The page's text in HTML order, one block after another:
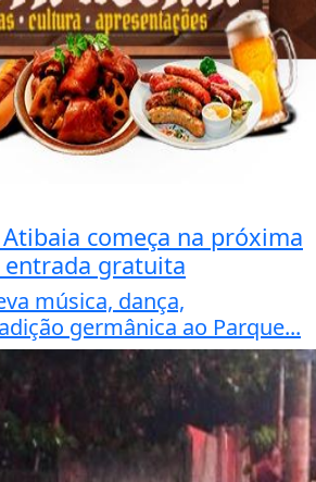
começa na próxima
gratuita
música, dança,
germânica ao Parque...